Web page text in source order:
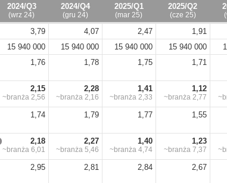
2024/Q3
(wrz 24)
2024/Q4
(gru 24)
2025/Q1
(mar 25)
2025/Q2
(cze 25)
3,79 4,07 2,47 1,91
15 940 000 15 940 000 15 940 000 15 940 000
1,76 1,78 1,75 1,71
2,15
~branża 2,56
2,28
~branża 2,16
1,41
~branża 2,33
1,12
~branża 2,77
1,74 1,79 1,77 1,55
2,18
~branża 6,01
2,27
~branża 5,46
1,40
~branża 4,74
1,23
~branża 7,37
2,95 2,81 2,84 2,67